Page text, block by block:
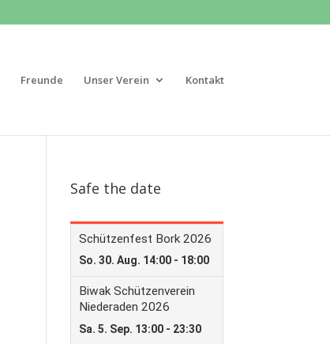
Freunde Unser Verein Kontakt
Safe the date